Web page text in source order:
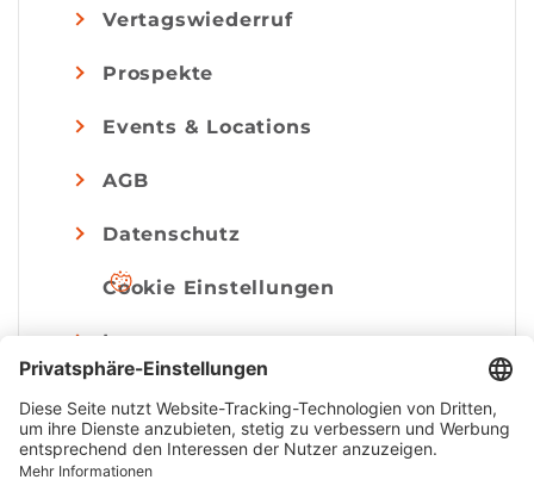
Vertagswiederruf
Prospekte
Events & Locations
AGB
Datenschutz
Cookie Einstellungen
Impressum